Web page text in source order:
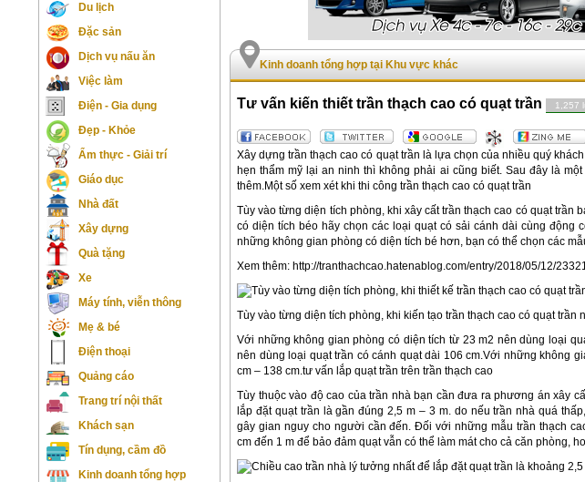
Du lịch
Đặc sản
Dịch vụ nấu ăn
Việc làm
Điện - Gia dụng
Đẹp - Khỏe
Ẩm thực - Giải trí
Giáo dục
Nhà đất
Xây dựng
Quà tặng
Xe
Máy tính, viễn thông
Mẹ & bé
Điện thoại
Quảng cáo
Trang trí nội thất
Khách sạn
Tín dụng, cầm đồ
Kinh doanh tổng hợp
Kinh doanh tổng hợp tại Khu vực khác
Tư vấn kiến thiết trần thạch cao có quạt trần 1,257
Xây dựng trần thạch cao có quạt trần là lựa chọn của nhiều quý
hẹn thẩm mỹ lại an ninh thì không phải ai cũng biết. Sau đây là
thêm.Một số xem xét khi thi công trần thạch cao có quạt trần
Tùy vào từng diện tích phòng, khi xây cất trần thạch cao có quạt
có diện tích béo hãy chọn các loại quạt có sải cánh dài cùng động
những không gian phòng có diện tích bé hơn, bạn có thể chọn các
Xem thêm: http://tranthachcao.hatenablog.com/entry/2018/05/12/
Tùy vào từng diện tích phòng, khi kiến tạo trần thạch cao có quạt
Với những không gian phòng có diện tích từ 23 m2 nên dùng loại
nên dùng loại quạt trần có cánh quạt dài 106 cm.Với những không
cm – 138 cm.tư vấn lắp quạt trần trên trần thạch cao
Tùy thuộc vào độ cao của trần nhà bạn cần đưa ra phương án xây
lắp đặt quạt trần là gần đúng 2,5 m – 3 m. do nếu trần nhà quá
gây gian nguy cho người cần đến. Đối với những mẫu trần thạch
cm đến 1 m để bảo đảm quạt vẫn có thể làm mát cho cả căn phòng,